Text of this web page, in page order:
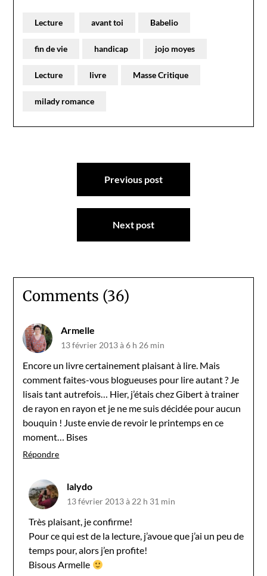
Lecture avant toi Babelio
fin de vie handicap jojo moyes
Lecture livre Masse Critique
milady romance
Navigation
Previous post
Next post
Comments (36)
Armelle
13 février 2013 à 6 h 26 min
Encore un livre certainement plaisant à lire. Mais
comment faites-vous blogueuses pour lire autant ? Je
lisais tant autrefois… Hier, j’étais chez Gibert à trainer
de rayon en rayon et je ne me suis décidée pour aucun
bouquin ! Juste envie de revoir le printemps en ce
moment… Bises
Répondre
lalydo
13 février 2013 à 22 h 31 min
Très plaisant, je confirme!
Pour ce qui est de la lecture, j’avoue que j’ai un peu de
temps pour, alors j’en profite!
Bisous Armelle